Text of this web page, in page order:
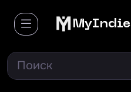
MyIndie